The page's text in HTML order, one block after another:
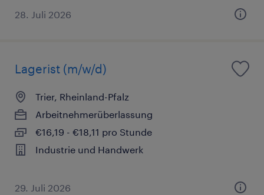
28. Juli 2026
Lagerist (m/w/d)
Trier, Rheinland-Pfalz
Arbeitnehmerüberlassung
€16,19 - €18,11 pro Stunde
Industrie und Handwerk
29. Juli 2026